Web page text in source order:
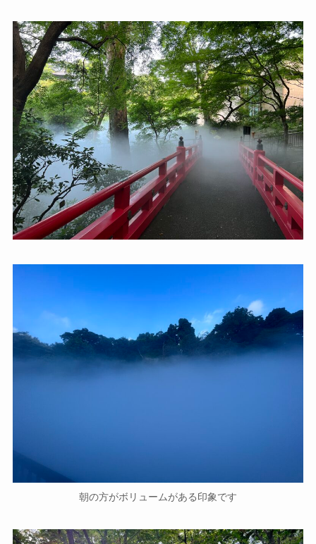
朝の方がボリュームがある印象です